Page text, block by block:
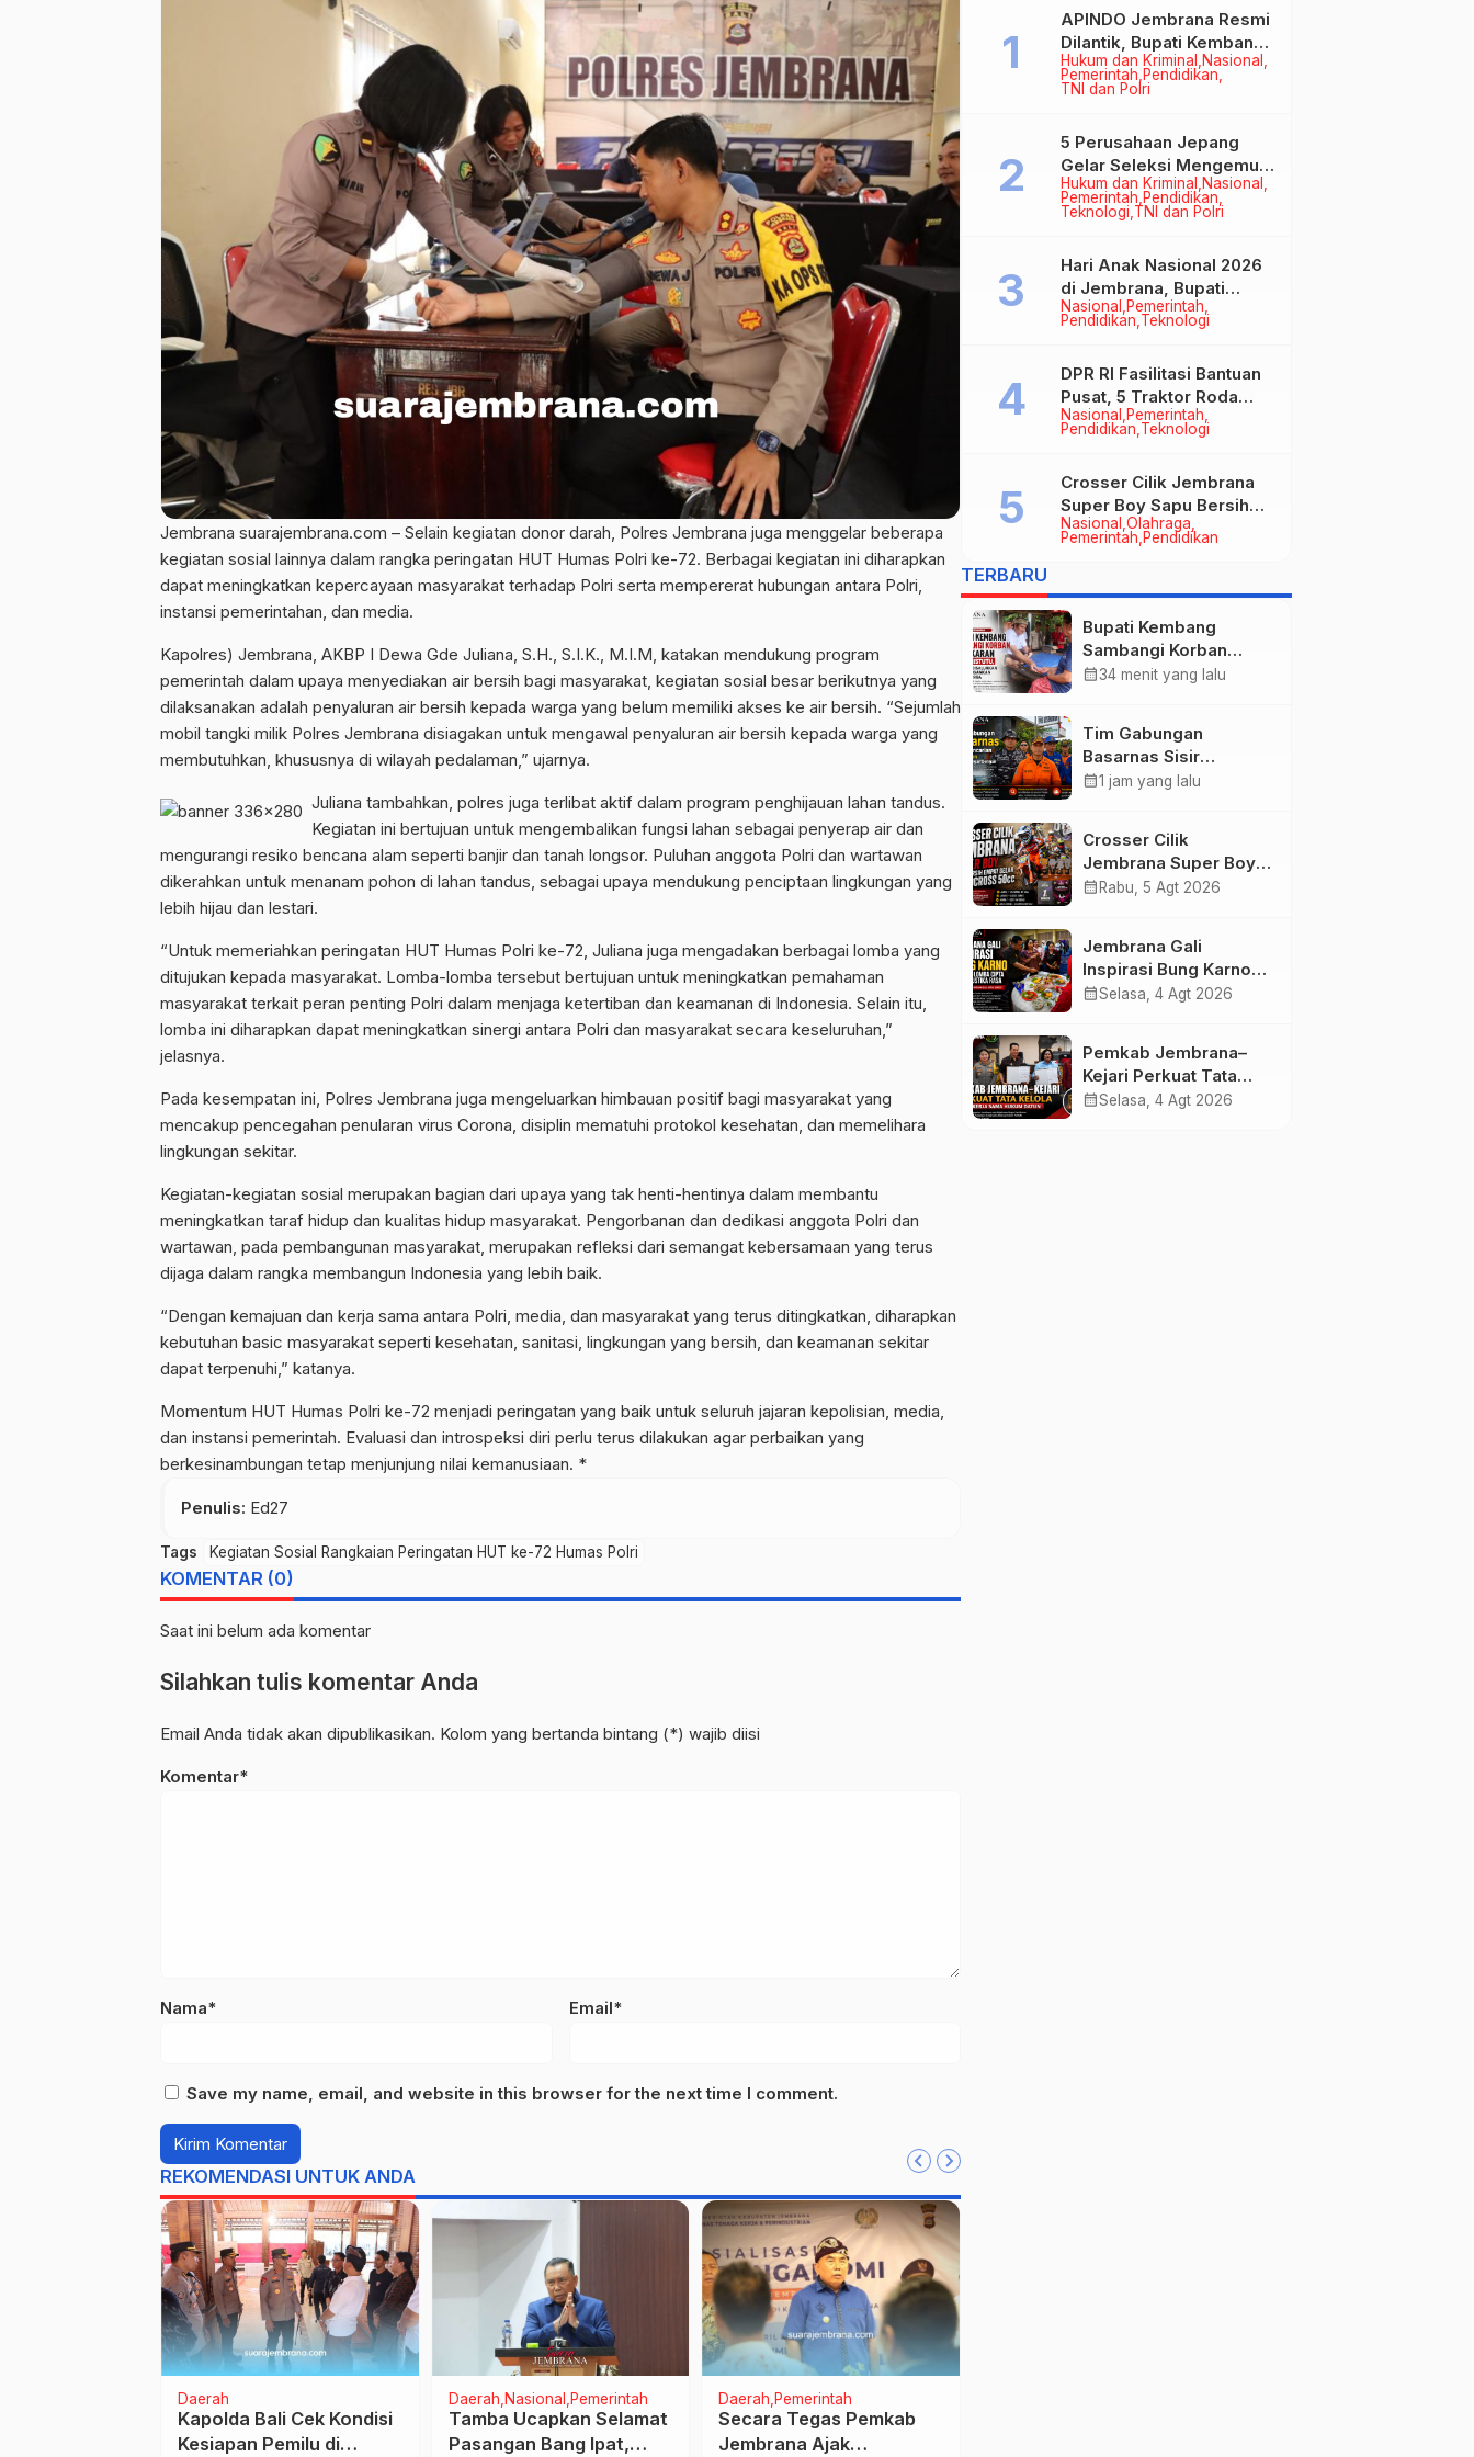
Jembrana suarajembrana.com – Selain kegiatan donor darah, Polres Jembrana juga menggelar beberapa
kegiatan sosial lainnya dalam rangka peringatan HUT Humas Polri ke-72. Berbagai kegiatan ini diharapkan
dapat meningkatkan kepercayaan masyarakat terhadap Polri serta mempererat hubungan antara Polri,
instansi pemerintahan, dan media.
Kapolres) Jembrana, AKBP I Dewa Gde Juliana, S.H., S.I.K., M.I.M, katakan mendukung program
pemerintah dalam upaya menyediakan air bersih bagi masyarakat, kegiatan sosial besar berikutnya yang
dilaksanakan adalah penyaluran air bersih kepada warga yang belum memiliki akses ke air bersih. “Sejumlah
mobil tangki milik Polres Jembrana disiagakan untuk mengawal penyaluran air bersih kepada warga yang
membutuhkan, khususnya di wilayah pedalaman,” ujarnya.
Juliana tambahkan, polres juga terlibat aktif dalam program penghijauan lahan tandus.
Kegiatan ini bertujuan untuk mengembalikan fungsi lahan sebagai penyerap air dan
mengurangi resiko bencana alam seperti banjir dan tanah longsor. Puluhan anggota Polri dan wartawan
dikerahkan untuk menanam pohon di lahan tandus, sebagai upaya mendukung penciptaan lingkungan yang
lebih hijau dan lestari.
“Untuk memeriahkan peringatan HUT Humas Polri ke-72, Juliana juga mengadakan berbagai lomba yang
ditujukan kepada masyarakat. Lomba-lomba tersebut bertujuan untuk meningkatkan pemahaman
masyarakat terkait peran penting Polri dalam menjaga ketertiban dan keamanan di Indonesia. Selain itu,
lomba ini diharapkan dapat meningkatkan sinergi antara Polri dan masyarakat secara keseluruhan,”
jelasnya.
Pada kesempatan ini, Polres Jembrana juga mengeluarkan himbauan positif bagi masyarakat yang
mencakup pencegahan penularan virus Corona, disiplin mematuhi protokol kesehatan, dan memelihara
lingkungan sekitar.
Kegiatan-kegiatan sosial merupakan bagian dari upaya yang tak henti-hentinya dalam membantu
meningkatkan taraf hidup dan kualitas hidup masyarakat. Pengorbanan dan dedikasi anggota Polri dan
wartawan, pada pembangunan masyarakat, merupakan refleksi dari semangat kebersamaan yang terus
dijaga dalam rangka membangun Indonesia yang lebih baik.
“Dengan kemajuan dan kerja sama antara Polri, media, dan masyarakat yang terus ditingkatkan, diharapkan
kebutuhan basic masyarakat seperti kesehatan, sanitasi, lingkungan yang bersih, dan keamanan sekitar
dapat terpenuhi,” katanya.
Momentum HUT Humas Polri ke-72 menjadi peringatan yang baik untuk seluruh jajaran kepolisian, media,
dan instansi pemerintah. Evaluasi dan introspeksi diri perlu terus dilakukan agar perbaikan yang
berkesinambungan tetap menjunjung nilai kemanusiaan. *
Penulis: Ed27
Tags Kegiatan Sosial Rangkaian Peringatan HUT ke-72 Humas Polri
KOMENTAR (0)
Saat ini belum ada komentar
Silahkan tulis komentar Anda
Email Anda tidak akan dipublikasikan. Kolom yang bertanda bintang (*) wajib diisi
Komentar*
Nama* Email*
Save my name, email, and website in this browser for the next time I comment.
REKOMENDASI UNTUK ANDA
Daerah
Kapolda Bali Cek Kondisi
Kesiapan Pemilu di
Daerah Nasional Pemerintah
Tamba Ucapkan Selamat
Pasangan Bang Ipat,
Daerah Pemerintah
Secara Tegas Pemkab
Jembrana Ajak
Hukum dan Kriminal
Nasional
Pemerintah Pendidikan
TNI dan Polri
APINDO Jembrana Resmi
Dilantik, Bupati Kembang
Minta Pengusaha Jadi
Motor Penggerak
Hukum dan Kriminal
Nasional
Pemerintah Pendidikan
Teknologi TNI dan Polri
5 Perusahaan Jepang
Gelar Seleksi Mengemudi
di Jembrana, Buka
Peluang Kerja bagi Calon
Nasional
Pemerintah
Pendidikan Teknologi
Hari Anak Nasional 2026
di Jembrana, Bupati
Kembang Tegaskan
Pentingnya Karakter dan
Nasional
Pemerintah
Pendidikan Teknologi
DPR RI Fasilitasi Bantuan
Pusat, 5 Traktor Roda
Empat Resmi Perkuat
Mekanisasi Pertanian
Nasional Olahraga
Pemerintah Pendidikan
Crosser Cilik Jembrana
Super Boy Sapu Bersih
Empat Gelar Motocross
TERBARU
Bupati Kembang
Sambangi Korban
Kebakaran di
Ringankan Beban
Warga
calendar_month34 menit yang lalu
Tim Gabungan
Basarnas Sisir
Pencarian Nelayan
calendar_month1 jam yang lalu
Crosser Cilik
Jembrana Super Boy
Sapu Bersih Empat
calendar_month Rabu, 5 Agt 2026
Jembrana Gali
Inspirasi Bung Karno
melalui Lomba Cipta
calendar_monthSelasa, 4 Agt 2026
Pemkab Jembrana–
Kejari Perkuat Tata
Kelola Lewat Kerja
calendar_monthSelasa, 4 Agt 2026